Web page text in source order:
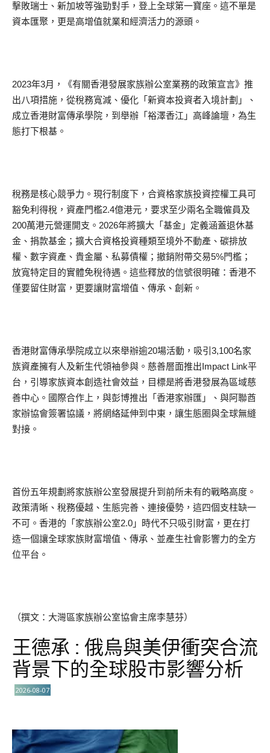
擊敗瑞士、新加坡等強勁對手，登上全球第一寶座。這不單是
資本匯聚，更是高增值就業和經濟活力的源頭。
2023年3月，《有關香港發展家族辦公室業務的政策宣言》推
出八項措施，從稅務寬減、優化「新資本投資者入境計劃」、
成立香港財富傳承學院，到舉辦「裕澤香江」高峰論壇，為生
態打下根基。
稅務是核心競爭力。現行制度下，合資格家族投資控權工具可
豁免利得稅，資產門檻2.4億港元，要求至少兩名全職僱員及
200萬港元營運開支。2026年將擴大「基金」定義涵蓋退休基
金、捐款基金；擴大合資格投資種類至境外不動產、碳排放
權、數字資產、貴金屬、私募債權；撤銷附帶交易5%門檻；
放寬特定目的實體免稅待遇。這些釋放的信號很明確：香港不
僅要留住財富，更要讓財富增值、傳承、創新。
香港財富傳承學院成立以來舉辦逾20場活動，吸引3,100名家
族資產擁有人及新生代領袖參與。慈善層面推出Impact Link平
台，引導家族資本創造社會效益，目標是將香港發展為區域慈
善中心。國際合作上，與彭博推出「香港家辦匯」、與阿聯酋
家辦協會簽署協議，將網絡延伸到中東，讓生態圈與全球無縫
對接。
首份五年規劃將家族辦公室發展提升到前所未有的戰略高度。
政策清晰、稅務優越、生態完善、連接優勢，這四個支柱缺一
不可。香港的「家族辦公室2.0」時代不只吸引財富，更在打
造一個讓全球家族財富增值、傳承、並產生社會影響力的全方
位平台。
（撰文：大灣區家族辦公室協會主席李慧芬）
王德承 : 俄烏與美伊衝突合流
背景下的全球股市影響分析
2026-08-07